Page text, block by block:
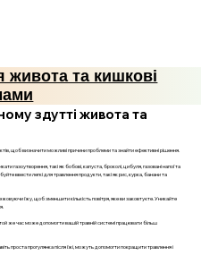
живота та кишкові
здутті живота та
щоб визначити можливі причини проблеми та знайти ефективні рішення.
газоутворення, такі як бобові, капуста, броколі, цибуля, газовані напої та
ввести легкі для травлення продукти, такі як рис, курка, банани та
їжу, щоб зменшити кількість повітря, яке ви заковтуєте. Уникайте
же час може допомогти вашій травній системі працювати більш
проста прогулянка після їжі, можуть допомогти покращити травлення і